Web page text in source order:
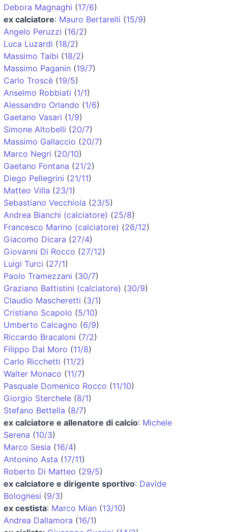
Debora Magnaghi (17/6)
ex calciatore: Mauro Bertarelli (15/9)
Angelo Peruzzi (16/2)
Luca Luzardi (18/2)
Massimo Taibi (18/2)
Massimo Paganin (19/7)
Carlo Troscè (19/5)
Anselmo Robbiati (1/1)
Alessandro Orlando (1/6)
Gaetano Vasari (1/9)
Simone Altobelli (20/7)
Massimo Gallaccio (20/7)
Marco Negri (20/10)
Gaetano Fontana (21/2)
Diego Pellegrini (21/11)
Matteo Villa (23/1)
Sebastiano Vecchiola (23/5)
Andrea Bianchi (calciatore) (25/8)
Francesco Marino (calciatore) (26/12)
Giacomo Dicara (27/4)
Giovanni Di Rocco (27/12)
Luigi Turci (27/1)
Paolo Tramezzani (30/7)
Graziano Battistini (calciatore) (30/9)
Claudio Mascheretti (3/1)
Cristiano Scapolo (5/10)
Umberto Calcagno (6/9)
Riccardo Bracaloni (7/2)
Filippo Dal Moro (11/8)
Carlo Ricchetti (11/2)
Walter Monaco (11/7)
Pasquale Domenico Rocco (11/10)
Giorgio Sterchele (8/1)
Stefano Bettella (8/7)
ex calciatore e allenatore di calcio: Michele
Serena (10/3)
Marco Sesia (16/4)
Antonino Asta (17/11)
Roberto Di Matteo (29/5)
ex calciatore e dirigente sportivo: Davide
Bolognesi (9/3)
ex cestista: Marco Mian (13/10)
Andrea Dallamora (16/1)